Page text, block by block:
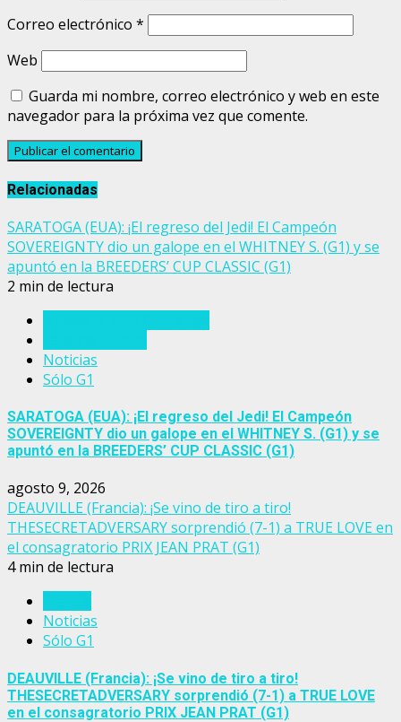
Correo electrónico *
Web
Guarda mi nombre, correo electrónico y web en este
navegador para la próxima vez que comente.
Relacionadas
SARATOGA (EUA): ¡El regreso del Jedi! El Campeón
SOVEREIGNTY dio un galope en el WHITNEY S. (G1) y se
apuntó en la BREEDERS’ CUP CLASSIC (G1)
2 min de lectura
Noticias
Sólo G1
SARATOGA (EUA): ¡El regreso del Jedi! El Campeón
SOVEREIGNTY dio un galope en el WHITNEY S. (G1) y se
apuntó en la BREEDERS’ CUP CLASSIC (G1)
agosto 9, 2026
DEAUVILLE (Francia): ¡Se vino de tiro a tiro!
THESECRETADVERSARY sorprendió (7-1) a TRUE LOVE en
el consagratorio PRIX JEAN PRAT (G1)
4 min de lectura
Noticias
Sólo G1
DEAUVILLE (Francia): ¡Se vino de tiro a tiro!
THESECRETADVERSARY sorprendió (7-1) a TRUE LOVE
en el consagratorio PRIX JEAN PRAT (G1)